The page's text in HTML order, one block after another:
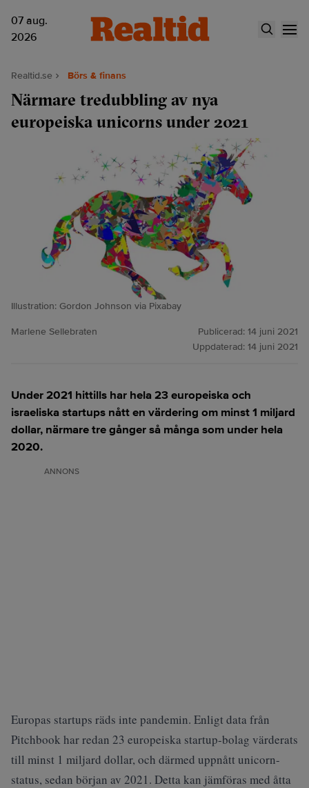
07 aug.
2026
Realtid.se Börs & finans
Närmare tredubbling av nya
europeiska unicorns under 2021
Illustration: Gordon Johnson via Pixabay
Marlene Sellebraten Publicerad: 14 juni 2021
Uppdaterad: 14 juni 2021
Under 2021 hittills har hela 23 europeiska och
israeliska startups nått en värdering om minst 1 miljard
dollar, närmare tre gånger så många som under hela
2020.
ANNONS
Europas startups räds inte pandemin. Enligt data från
Pitchbook har redan 23 europeiska startup-bolag värderats
till minst 1 miljard dollar, och därmed uppnått unicorn-
status, sedan början av 2021. Detta kan jämföras med åtta